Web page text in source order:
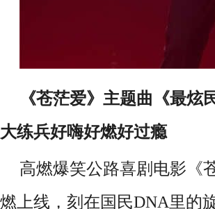
《苍茫爱》 主题曲《最炫
大练兵好嗨好燃好过瘾
高燃爆笑公路喜剧电影 《
燃上线， 刻在国民DNA里的